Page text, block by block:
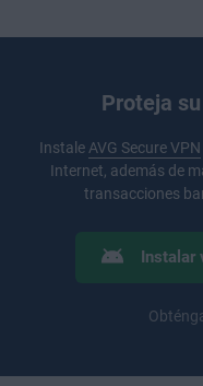
Proteja
Instale AVG Secure VPN
Internet, además de
transacciones
Instalar